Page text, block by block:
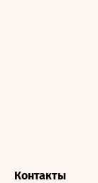
Контакты